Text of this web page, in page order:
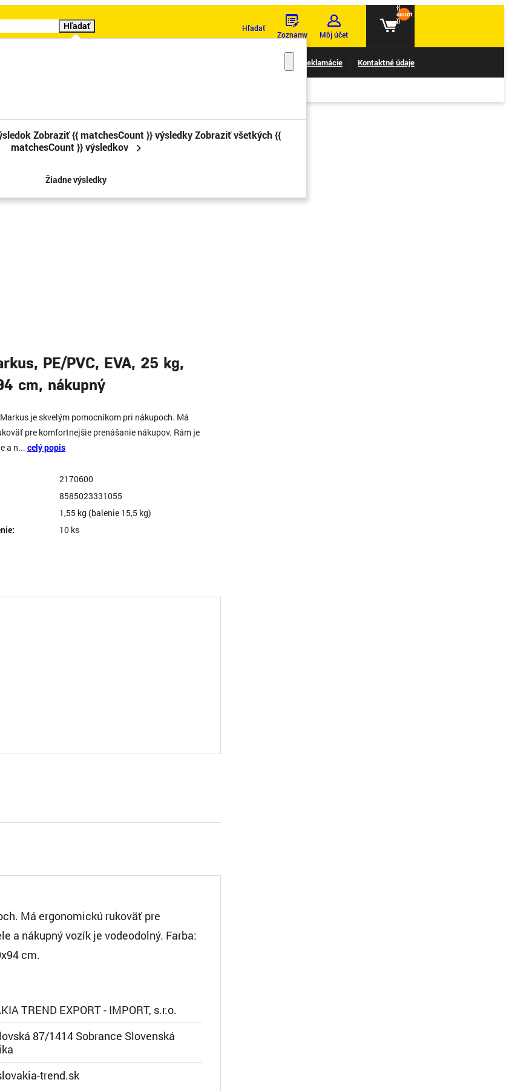
Hľadať
Zobraziť {{ matchesCount }} výsledky Zobraziť všetkých {{
matchesCount }} výsledkov
Žiadne výsledky
Hľadať
Zoznamy Môj účet
{{
count
}}
Reklamácie Kontaktné údaje
PE/PVC, EVA, 25 kg,
cm, nákupný
je skvelým pomocníkom pri nákupoch. Má
pre komfortnejšie prenášanie nákupov. Rám je
a n... celý popis
2170600
8585023331055
1,55 kg (balenie 15,5 kg)
10 ks
Má ergonomickú rukoväť pre
a nákupný vozík je vodeodolný. Farba:
cm.
TREND EXPORT - IMPORT, s.r.o.
87/1414 Sobrance Slovenská
trend.sk